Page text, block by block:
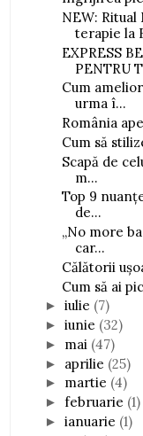
NEW: Ritual
terapie la
EXPRESS
PENTRU
Cum
urma î...
România
Cum să
Scapă de
m...
Top 9
de...
„No more
car...
Călătorii
Cum să ai
►iulie (7)
►iunie (32)
► mai (47)
► aprilie (25)
► martie (4)
►februarie (1)
►ianuarie (1)